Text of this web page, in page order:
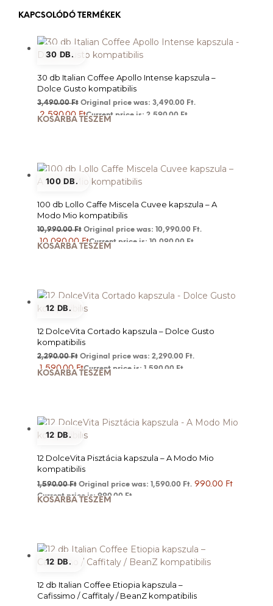
KAPCSOLÓDÓ TERMÉKEK
30 DB.
30 db Italian Coffee Apollo Intense kapszula –
Dolce Gusto kompatibilis
3,490.00Ft Original price was: 3,490.00 Ft.
2,590.00 FtCurrent price is: 2,590.00 Ft.
KOSÁRBA TESZEM
100 DB.
100 db Lollo Caffe Miscela Cuvee kapszula – A
Modo Mio kompatibilis
10,990.00Ft Original price was: 10,990.00 Ft.
10,090.00FtCurrent price is: 10,090.00 Ft.
KOSÁRBA TESZEM
12 DB.
12 DolceVita Cortado kapszula – Dolce Gusto
kompatibilis
2,290.00Ft Original price was: 2,290.00 Ft.
1,590.00FtCurrent price is: 1,590.00 Ft.
KOSÁRBA TESZEM
12 DB.
12 DolceVita Pisztácia kapszula – A Modo Mio
kompatibilis
1,590.00Ft Original price was: 1,590.00 Ft. 990.00 Ft
Current price is: 990.00 Ft.
KOSÁRBA TESZEM
12 DB.
12 db Italian Coffee Etiopia kapszula –
Cafissimo / Caffitaly / BeanZ kompatibilis